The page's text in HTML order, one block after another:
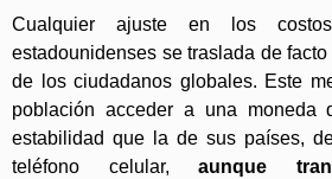
Cualquier ajuste en los
estadounidenses se traslada de
de los ciudadanos globales. Este
población acceder a una moneda
estabilidad que la de sus países,
teléfono celular, aunque